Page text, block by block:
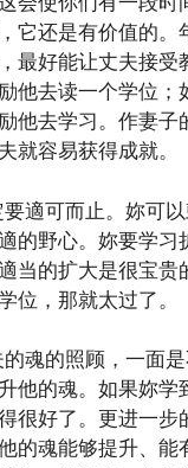
它还是有价值的。
最好能让丈夫接受
他去读一个学位；
他去学习。作妻子
就容易获得成就。
可而止。妳可以
的野心。妳要学习
当的扩大是很宝贵
位，那就太过了。
的照顾，一面是
他的魂。如果妳学
很好了。更进一步
的魂能够提升、能